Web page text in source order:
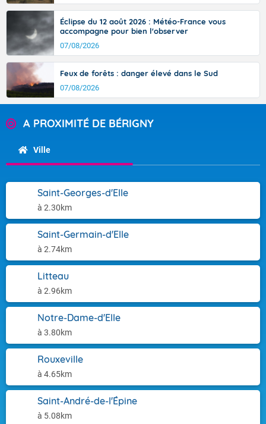
Éclipse du 12 août 2026 : Météo-France vous
accompagne pour bien l'observer
07/08/2026
Feux de forêts : danger élevé dans le Sud
07/08/2026
A PROXIMITÉ DE BÉRIGNY
Ville
Saint-Georges-d'Elle
à 2.30km
Saint-Germain-d'Elle
à 2.74km
Litteau
à 2.96km
Notre-Dame-d'Elle
à 3.80km
Rouxeville
à 4.65km
Saint-André-de-l'Épine
à 5.08km